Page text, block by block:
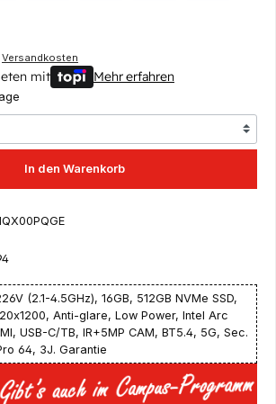
Versandkosten
mit Mehr erfahren
In den Warenkorb
(2.1-4.5GHz), 16GB, 512GB NVMe SSD,
Anti-glare, Low Power, Intel Arc
USB-C/TB, IR+5MP CAM, BT5.4, 5G, Sec.
64, 3J. Garantie